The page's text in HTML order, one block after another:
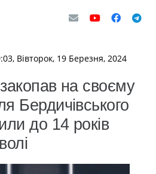
Вівторок, 19 Березня, 2024
на своєму
Бердичівського
до 14 років